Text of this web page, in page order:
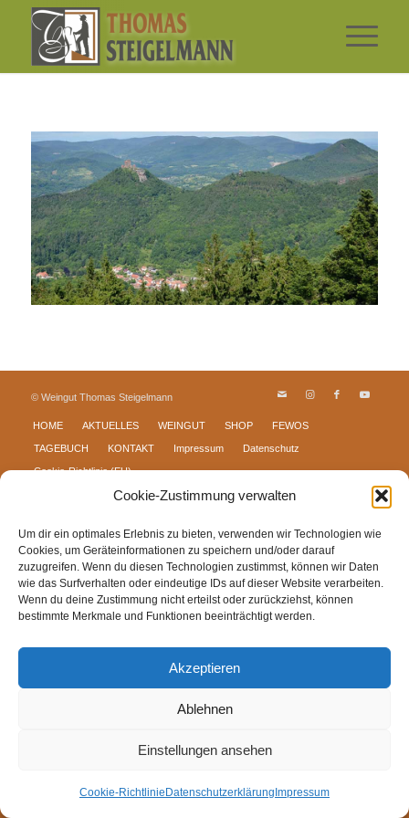
Cookie-Zustimmung verwalten
Um dir ein optimales Erlebnis zu bieten, verwenden wir Technologien wie
Cookies, um Geräteinformationen zu speichern und/oder darauf
zuzugreifen. Wenn du diesen Technologien zustimmst, können wir Daten
wie das Surfverhalten oder eindeutige IDs auf dieser Website verarbeiten.
Wenn du deine Zustimmung nicht erteilst oder zurückziehst, können
bestimmte Merkmale und Funktionen beeinträchtigt werden.
Akzeptieren
Ablehnen
Einstellungen ansehen
Cookie-Richtlinie Datenschutzerklärung Impressum
© Weingut Thomas Steigelmann
HOME AKTUELLES WEINGUT SHOP FEWOS
TAGEBUCH KONTAKT Impressum Datenschutz
Cookie-Richtlinie (EU)